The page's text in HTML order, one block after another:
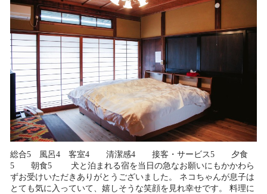
総合5 風呂4 客室4 清潔感4 接客・サービス5 夕食
5 朝食5 犬と泊まれる宿を当日の急なお願いにもかかわら
ずお受けいただきありがとうございました。 ネコちゃんが息子は
とても気に入っていて、嬉しそうな笑顔を見れ幸せです。 料理に